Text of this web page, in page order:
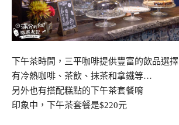
下午茶時間，三平咖啡提供豐富的飲品選擇
有冷熱咖啡、茶飲、抹茶和拿鐵等…
另外也有搭配糕點的下午茶套餐唷
印象中，下午茶套餐是$220元